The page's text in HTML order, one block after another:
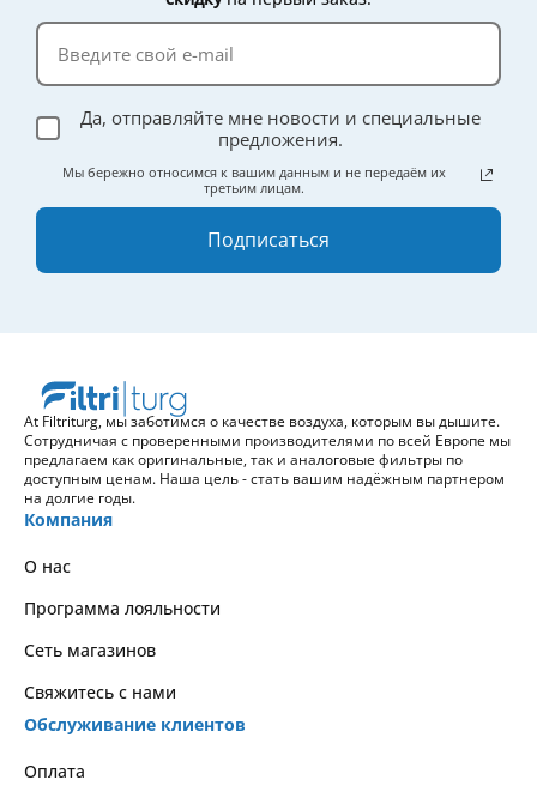
Да, отправляйте мне новости и специальные
предложения.
Мы бережно относимся к вашим данным и не передаём их
третьим лицам.
Подписаться
At Filtriturg, мы заботимся о качестве воздуха, которым вы дышите.
Сотрудничая с проверенными производителями по всей Европе мы
предлагаем как оригинальные, так и аналоговые фильтры по
доступным ценам. Наша цель - стать вашим надёжным партнером
на долгие годы.
Компания
О нас
Программа лояльности
Сеть магазинов
Свяжитесь с нами
Обслуживание клиентов
Оплата